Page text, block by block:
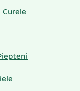
Curele